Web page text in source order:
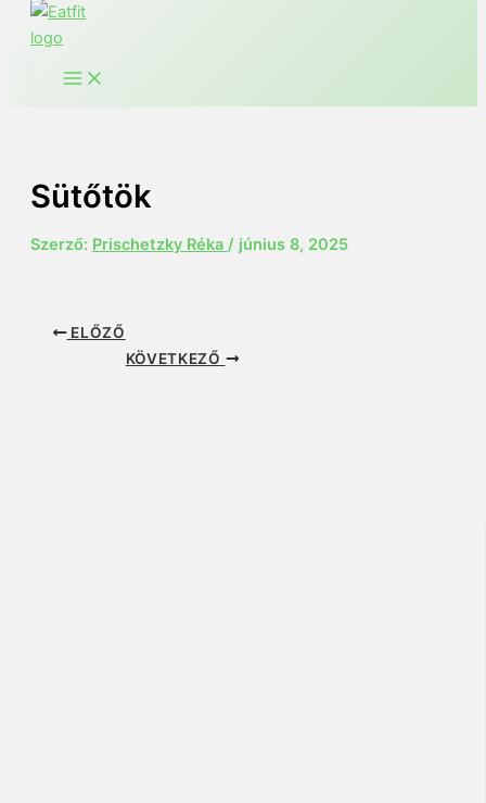
Sütőtök
Szerző: Prischetzky Réka / június 8, 2025
ELŐZŐ
KÖVETKEZŐ